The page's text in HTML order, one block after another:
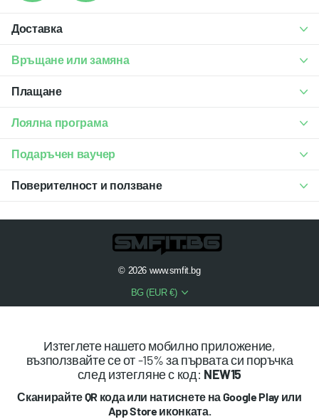
Доставка
Връщане или замяна
Плащане
Лоялна програма
Подаръчен ваучер
Поверителност и ползване
© 2026www.smfit.bg
BG (EUR €)
Изтеглете нашето мобилно приложение,
възползвайте се от -15% за първата си поръчка
след изтегляне с код: NEW15
Сканирайте QR кода или натиснете на Google Play или
App Store иконката.